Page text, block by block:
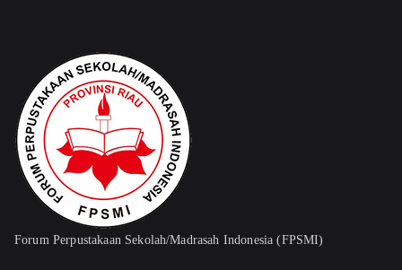
Forum Perpustakaan Sekolah/Madrasah Indonesia (FPSMI)